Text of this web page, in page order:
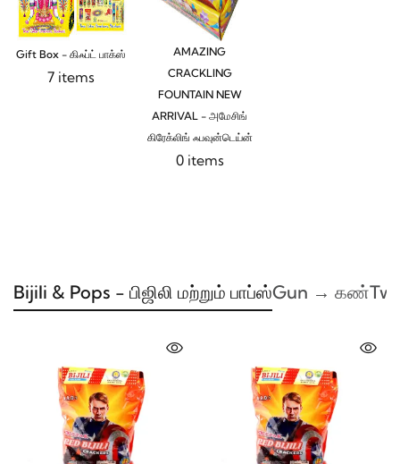
Gift Box - கிஃப்ட் பாக்ஸ்
7 items
AMAZING
CRACKLING
FOUNTAIN NEW
ARRIVAL - அமேசிங்
கிரேக்லிங் ஃபவுன்டெய்ன்
0 items
Bijili & Pops - பிஜிலி மற்றும் பாப்ஸ்Gun → கண்